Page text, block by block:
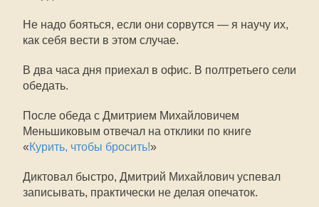
Не надо бояться, если они сорвутся — я научу их,
как себя вести в этом случае.
В два часа дня приехал в офис. В полтретьего сели
обедать.
После обеда с Дмитрием Михайловичем
Меньшиковым отвечал на отклики по книге
«Курить, чтобы бросить!»
Диктовал быстро, Дмитрий Михайлович успевал
записывать, практически не делая опечаток.